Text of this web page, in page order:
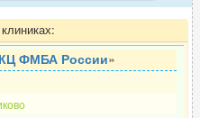
ФМБА России»